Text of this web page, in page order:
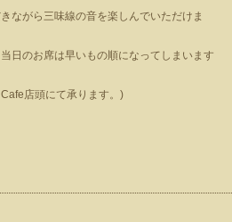
ながら三味線の音を楽しんでいただけま
日のお席は早いもの順になってしまいます
店頭にて承ります。)